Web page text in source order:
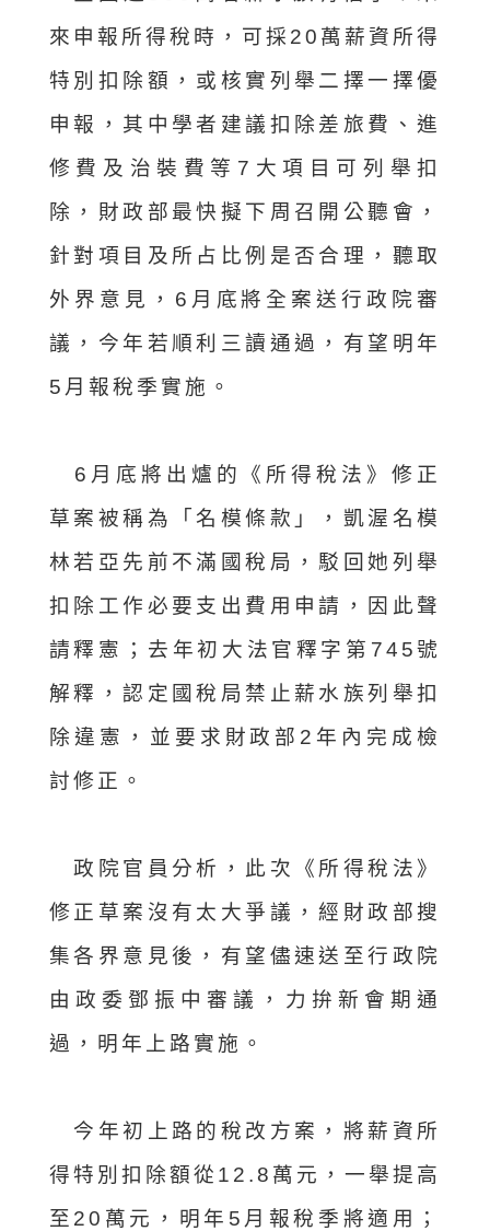
來申報所得稅時，可採20萬薪資所得
特別扣除額，或核實列舉二擇一擇優
申報，其中學者建議扣除差旅費、進
修費及治裝費等7大項目可列舉扣
除，財政部最快擬下周召開公聽會，
針對項目及所占比例是否合理，聽取
外界意見，6月底將全案送行政院審
議，今年若順利三讀通過，有望明年
5月報稅季實施。
6月底將出爐的《所得稅法》修正
草案被稱為「名模條款」，凱渥名模
林若亞先前不滿國稅局，駁回她列舉
扣除工作必要支出費用申請，因此聲
請釋憲；去年初大法官釋字第745號
解釋，認定國稅局禁止薪水族列舉扣
除違憲，並要求財政部2年內完成檢
討修正。
政院官員分析，此次《所得稅法》
修正草案沒有太大爭議，經財政部搜
集各界意見後，有望儘速送至行政院
由政委鄧振中審議，力拚新會期通
過，明年上路實施。
今年初上路的稅改方案，將薪資所
得特別扣除額從12.8萬元，一舉提高
至20萬元，明年5月報稅季將適用；